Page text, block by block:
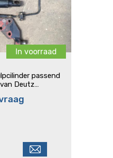
In voorraad
passend
Deutz